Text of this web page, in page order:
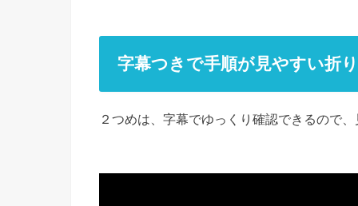
字幕つきで手順が見やすい折
２つめは、字幕でゆっくり確認できるので